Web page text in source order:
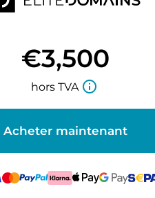
€3,500
hors TVA info_outline
Acheter maintenant